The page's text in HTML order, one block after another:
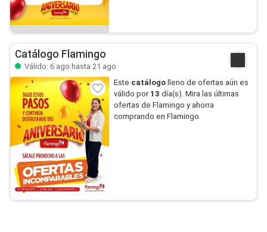
Catálogo Flamingo
Válido: 6 ago hasta 21 ago
Este catálogolleno de ofertas aún es
válido por 13 día(s). Mira las últimas
ofertas de Flamingo y ahorra
comprando en Flamingo.